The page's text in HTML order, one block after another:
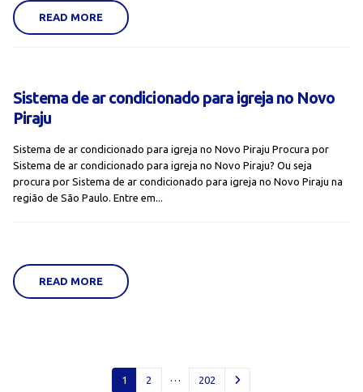
READ MORE
Sistema de ar condicionado para igreja no Novo
Piraju
Sistema de ar condicionado para igreja no Novo Piraju Procura por
Sistema de ar condicionado para igreja no Novo Piraju? Ou seja
procura por Sistema de ar condicionado para igreja no Novo Piraju na
região de São Paulo. Entre em...
READ MORE
1 2 … 202